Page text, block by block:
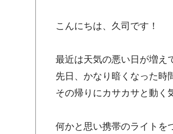
こんにちは、久司です！
最近は天気の悪い日が増え
先日、かなり暗くなった時
その帰りにカサカサと動く
何かと思い携帯のライトを